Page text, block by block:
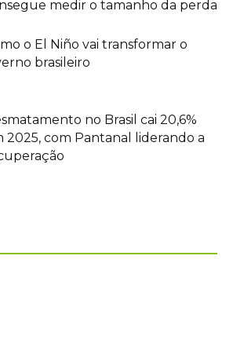
medir o tamanho da perda
o El Niño vai transformar o
brasileiro
no Brasil cai 20,6%
2025, com Pantanal liderando a